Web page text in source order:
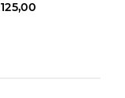
125,00